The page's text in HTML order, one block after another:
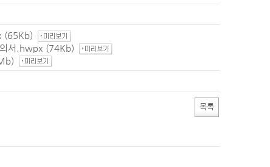
(65Kb)
서.hwpx (74Kb)
목록